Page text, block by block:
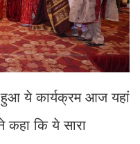
हुआ ये कार्यक्रम आज यहां
कहा कि ये सारा